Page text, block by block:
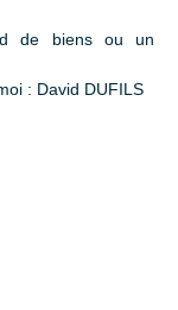
de biens ou un
: David DUFILS